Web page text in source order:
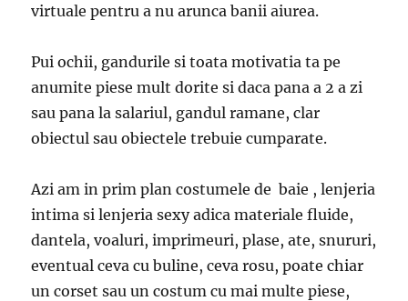
virtuale pentru a nu arunca banii aiurea.
Pui ochii, gandurile si toata motivatia ta pe
anumite piese mult dorite si daca pana a 2 a zi
sau pana la salariul, gandul ramane, clar
obiectul sau obiectele trebuie cumparate.
Azi am in prim plan costumele de baie , lenjeria
intima si lenjeria sexy adica materiale fluide,
dantela, voaluri, imprimeuri, plase, ate, snururi,
eventual ceva cu buline, ceva rosu, poate chiar
un corset sau un costum cu mai multe piese,